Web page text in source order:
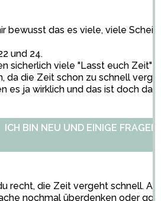
bewusst das es viele, viele
und 24.
sicherlich viele "Lasst euch Zeit"
da die Zeit schon zu schnell
es ja wirklich und das ist doch
ICH BIN NEU UND EINIGE
recht, die Zeit vergeht schnell.
nochmal überdenken oder